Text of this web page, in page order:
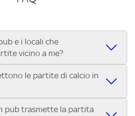
e i locali che
vicino a me?
o locale vicino a te per
A ENILIVE, la Serie C Sky Wifi, la
la UEFA Europa League, la UEFA
la Formula 1®, la MotoGP™ e
le partite di calcio in
pub o ristoranti mostrano le partite
pub trasmette la partita